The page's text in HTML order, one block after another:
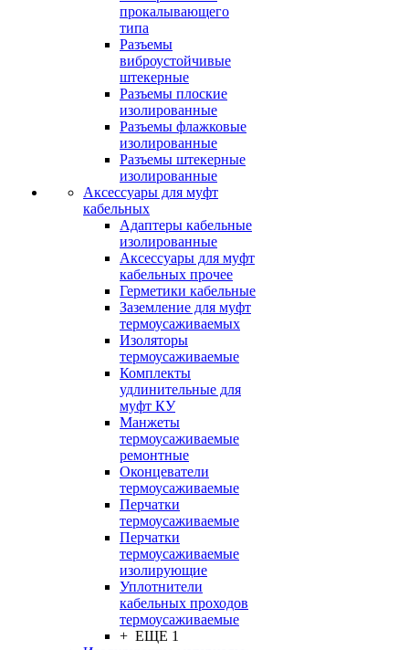
прокалывающего
типа
Разъемы
виброустойчивые
штекерные
Разъемы плоские
изолированные
Разъемы флажковые
изолированные
Разъемы штекерные
изолированные
Аксессуары для муфт
кабельных
Адаптеры кабельные
изолированные
Аксессуары для муфт
кабельных прочее
Герметики кабельные
Заземление для муфт
термоусаживаемых
Изоляторы
термоусаживаемые
Комплекты
удлинительные для
муфт КУ
Манжеты
термоусаживаемые
ремонтные
Оконцеватели
термоусаживаемые
Перчатки
термоусаживаемые
Перчатки
термоусаживаемые
изолирующие
Уплотнители
кабельных проходов
термоусаживаемые
+ ЕЩЕ 1